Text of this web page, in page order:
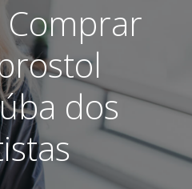
Comprar
dos